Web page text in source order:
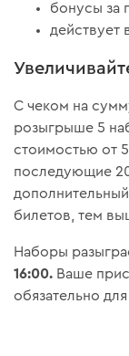
бонусы за
действует
С чеком на
розыгрыше 5
стоимостью от
последующие
билетов, тем
Наборы
16:00. Ваше
обязательно